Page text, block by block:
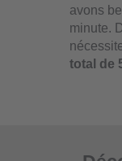
avons
minute.
total de